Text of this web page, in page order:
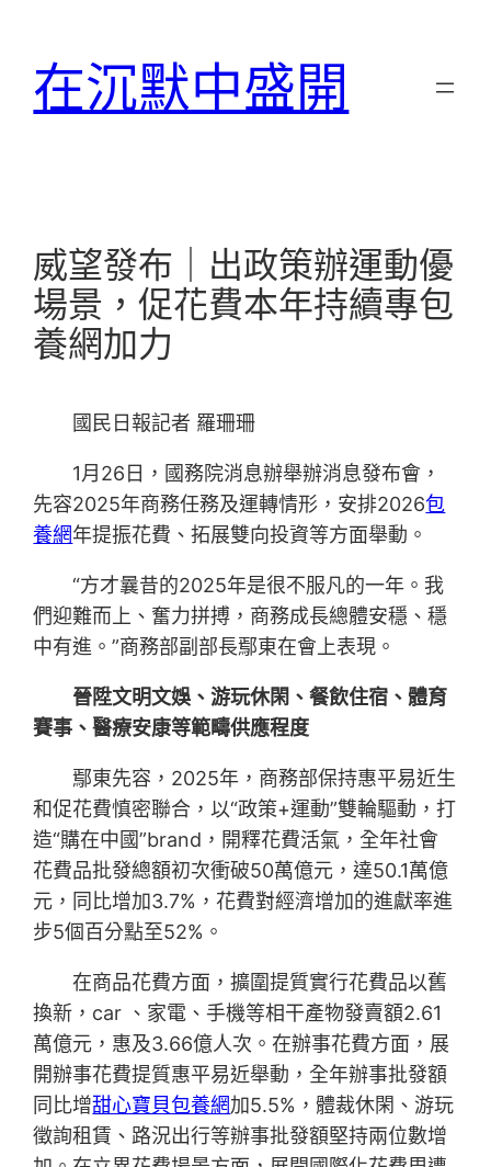
在沉默中盛開
威望發布｜出政策辦運動優
場景，促花費本年持續專包
養網加力
國民日報記者 羅珊珊
1月26日，國務院消息辦舉辦消息發布會，
先容2025年商務任務及運轉情形，安排2026包
養網年提振花費、拓展雙向投資等方面舉動。
“方才曩昔的2025年是很不服凡的一年。我
們迎難而上、奮力拼搏，商務成長總體安穩、穩
中有進。”商務部副部長鄢東在會上表現。
晉陞文明文娛、游玩休閑、餐飲住宿、體育
賽事、醫療安康等範疇供應程度
鄢東先容，2025年，商務部保持惠平易近生
和促花費慎密聯合，以“政策+運動”雙輪驅動，打
造“購在中國”brand，開釋花費活氣，全年社會
花費品批發總額初次衝破50萬億元，達50.1萬億
元，同比增加3.7%，花費對經濟增加的進獻率進
步5個百分點至52%。
在商品花費方面，擴圍提質實行花費品以舊
換新，car 、家電、手機等相干產物發賣額2.61
萬億元，惠及3.66億人次。在辦事花費方面，展
開辦事花費提質惠平易近舉動，全年辦事批發額
同比增甜心寶貝包養網加5.5%，體裁休閑、游玩
徵詢租賃、路況出行等辦事批發額堅持兩位數增